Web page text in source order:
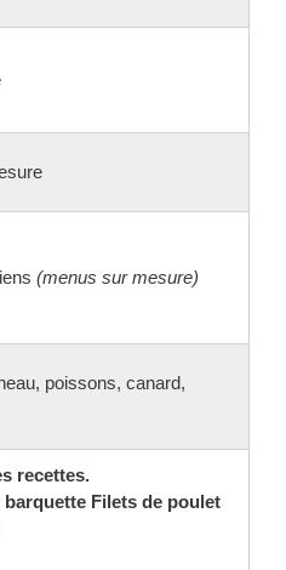
(menus sur mesure)
poissons, canard,
recettes.
barquette Filets de poulet